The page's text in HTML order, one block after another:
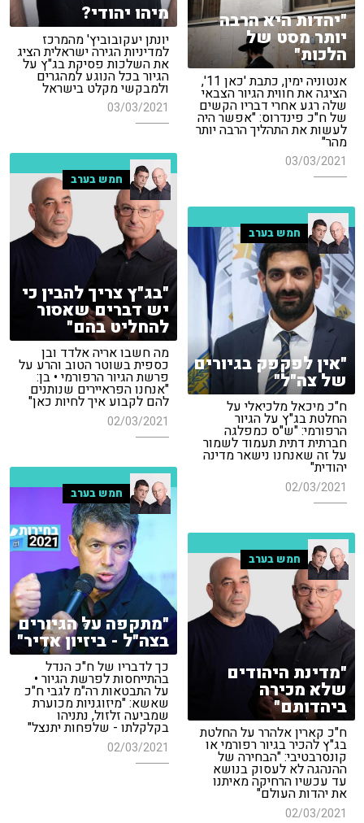
מיהו יהודי?
יונתן יעקובוביץ' מהמרכז
למדיניות הגירה ישראלית הציג
את השלכות פסיקת בג"ץ על
הגיור בכל הנוגע למהגרים
ולמבקשי מקלט בישראל
03/03/2021
"יהדות היא הרבה
יותר מסט של
הלכות"
אנטוניה ימין, כתבת 'כאן 11',
הציגה את חווית הגיור הצבאי
שלה רגע אחרי דבריו הקשים
של ח"כ פינדרוס: "אפשר היה
לעשות את התהליך הרבה יותר
מהר"
03/03/2021
חמש בערב
"בג"ץ צריך להבין כי
יש דברים שאסור
להחליט בהם"
מה חשבו אריה אלדד ובן
כספית בשוטר הטוב והרע על
פרשת הגיור הרפורמי • בן:
"אנחנו הפראיירים שנותנים
להם לקבוע איך לחיות כאן"
02/03/2021
חמש בערב
"אין לפקפק בגיורים
של צה"ל"
ח"כ מיכאל מלכיאלי על
החלטת בג"ץ על הגיור
הרפורמי: "ש"ס כמפלגה
חברתית דתית תעמוד לשמור
על זה שאנחנו נישאר מדינה
יהודית"
02/03/2021 חמש בערב
"מתקפה על הגיורים
בצה"ל - ביזיון אדיר"
כך לדבריו של ח"כ הנדל
בהתייחסות לפרשת הגיור •
על התבטאות רה"מ לגבי ח"כ
שאשא: "מיזוגניות מכוערת
שמביעה זלזול, נתניהו
בקלקלתו - שלפחות יתנצל"
02/03/2021
חמש בערב
"מדינת היהודים
שלא מכירה
ביהדותם"
ח"כ קארין אלהרר על החלטת
בג"ץ להכיר בגיור רפורמי או
קונסרבטיבי: "הבחירה של
ההנהגה לא לעסוק בנושא
עד עכשיו הרחיקה מאיתנו
את יהדות העולם"
02/03/2021